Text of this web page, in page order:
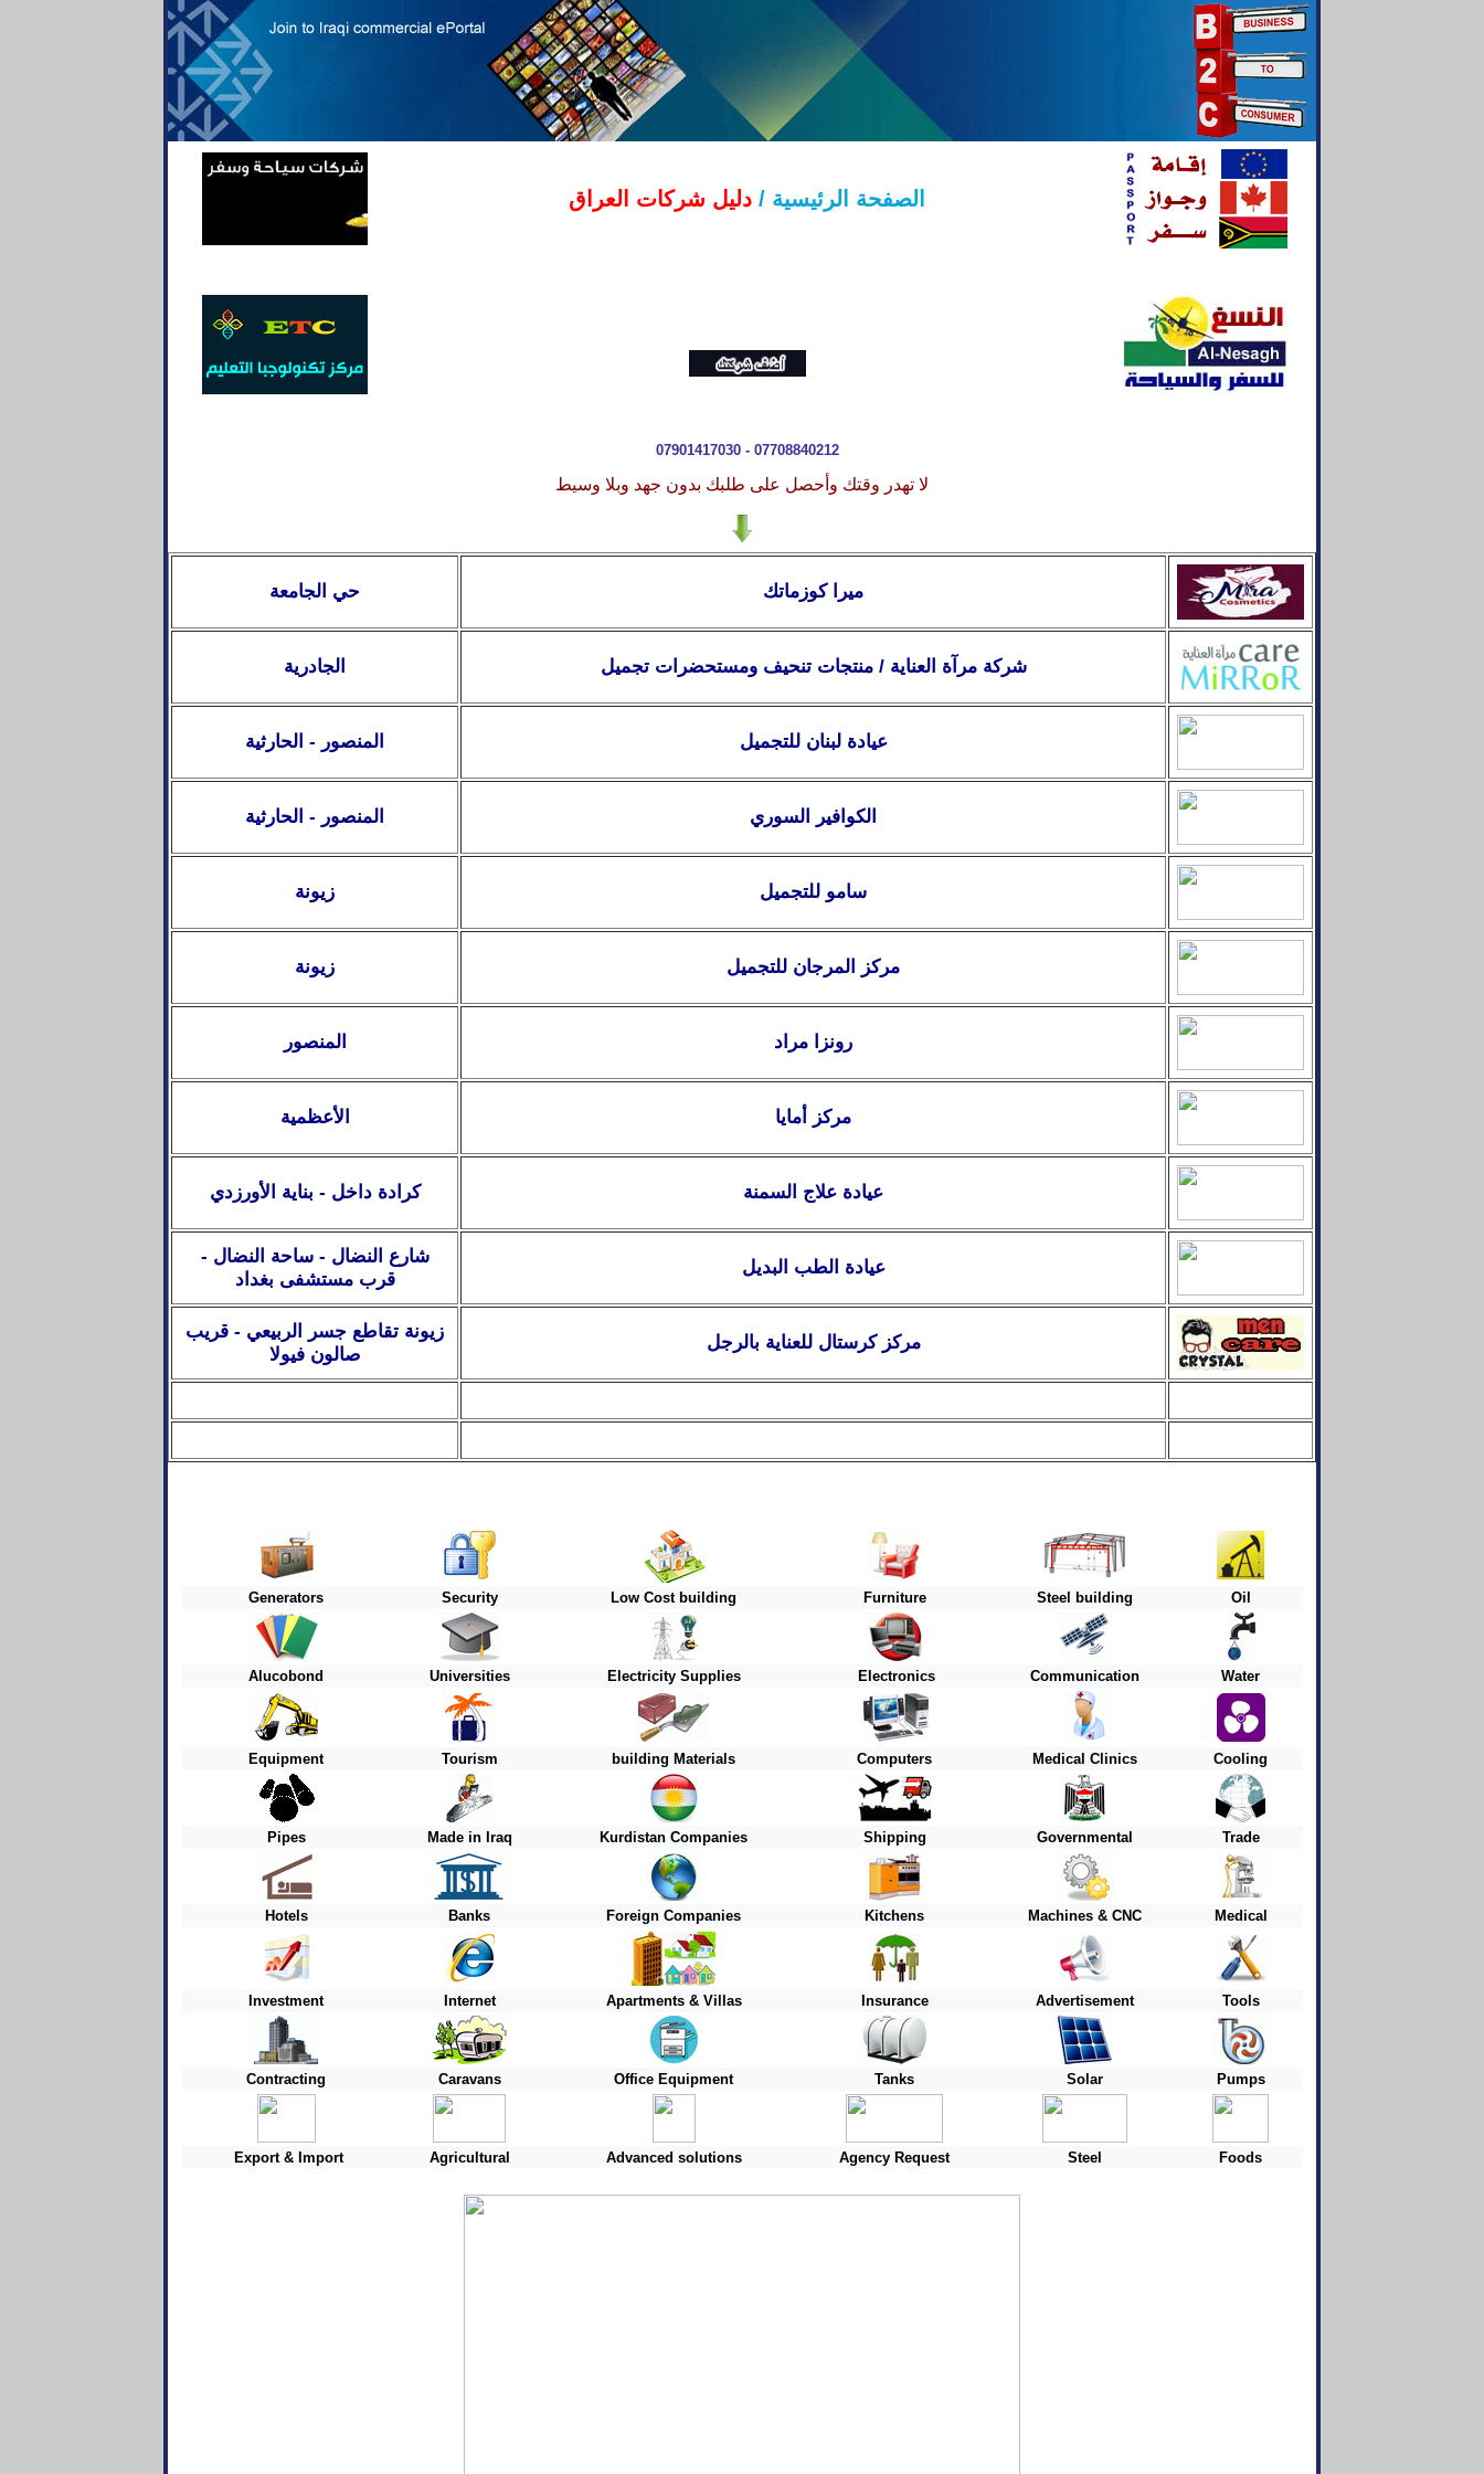
الصفحة الرئيسية / دليل شركات العراق
07901417030 - 07708840212
لا تهدر وقتك وأحصل على طلبك بدون جهد وبلا وسيط
حي الجامعة ميرا كوزماتك
الجادرية شركة مرآة العناية / منتجات تنحيف ومستحضرات تجميل
المنصور - الحارثية عيادة لبنان للتجميل
المنصور - الحارثية الكوافير السوري
زيونة سامو للتجميل
زيونة مركز المرجان للتجميل
المنصور رونزا مراد
الأعظمية مركز أمايا
كرادة داخل - بناية الأورزدي عيادة علاج السمنة
شارع النضال - ساحة النضال -
قرب مستشفى بغداد
عيادة الطب البديل
زيونة تقاطع جسر الربيعي - قريب
صالون فيولا
مركز كرستال للعناية بالرجل
Generators Security Low Cost building Furniture Steel building Oil
Alucobond Universities Electricity Supplies Electronics Communication Water
Equipment Tourism building Materials Computers Medical Clinics Cooling
Pipes Made in Iraq Kurdistan Companies Shipping Governmental Trade
Hotels Banks Foreign Companies Kitchens Machines & CNC Medical
Investment Internet Apartments & Villas Insurance Advertisement Tools
Contracting Caravans Office Equipment Tanks Solar Pumps
Export & Import Agricultural Advanced solutions Agency Request Steel Foods